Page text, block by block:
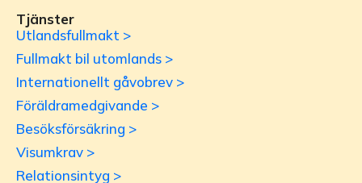
Tjänster
Utlandsfullmakt >
Fullmakt bil utomlands >
Internationellt gåvobrev >
Föräldramedgivande >
Besöksförsäkring >
Visumkrav >
Relationsintyg >